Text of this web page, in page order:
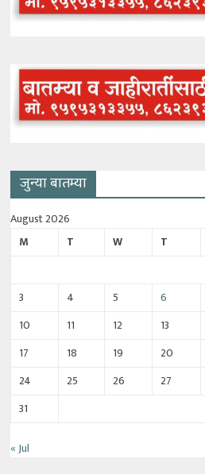
जुन्या बातम्या
August 2026
M
T W T
3
4 5 6
10
11 12 13
17
18 19 20
24
25 26 27
31
« Jul